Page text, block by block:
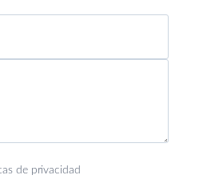
de privacidad